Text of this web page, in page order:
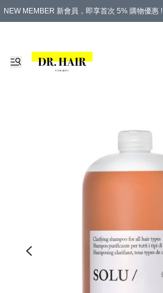
NEW MEMBER 新會員，即享首次 5% 購物優惠 !